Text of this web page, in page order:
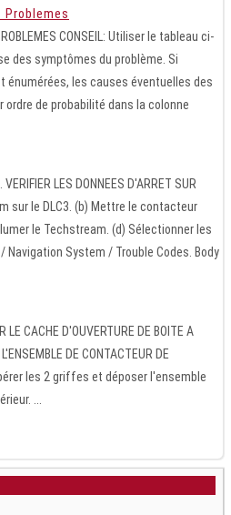
Problemes
CONSEIL: Utiliser le tableau ci-
des symptômes du problème. Si
énumérées, les causes éventuelles des
de probabilité dans la colonne
LES DONNEES D'ARRET SUR
sur le DLC3. (b) Mettre le contacteur
le Techstream. (d) Sélectionner les
System / Trouble Codes. Body
LE CACHE D'OUVERTURE DE BOITE A
DE CONTACTEUR DE
les 2 griffes et déposer l'ensemble
...